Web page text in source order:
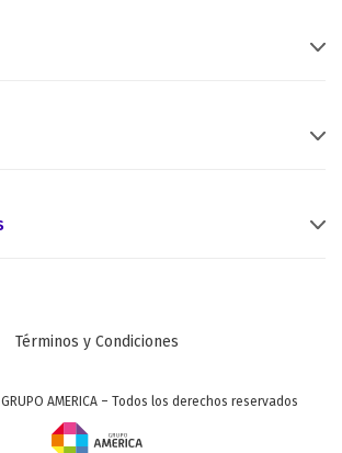
Términos y Condiciones
AMERICA – Todos los derechos reservados